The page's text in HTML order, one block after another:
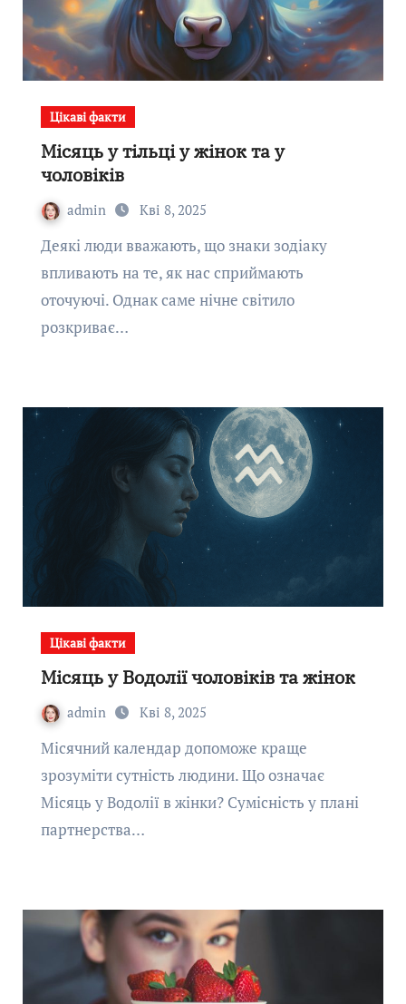
Цікаві факти
Місяць у тільці у жінок та у
чоловіків
admin Кві 8, 2025
Деякі люди вважають, що знаки зодіаку
впливають на те, як нас сприймають
оточуючі. Однак саме нічне світило
розкриває…
Цікаві факти
Місяць у Водолії чоловіків та жінок
admin Кві 8, 2025
Місячний календар допоможе краще
зрозуміти сутність людини. Що означає
Місяць у Водолії в жінки? Сумісність у плані
партнерства…